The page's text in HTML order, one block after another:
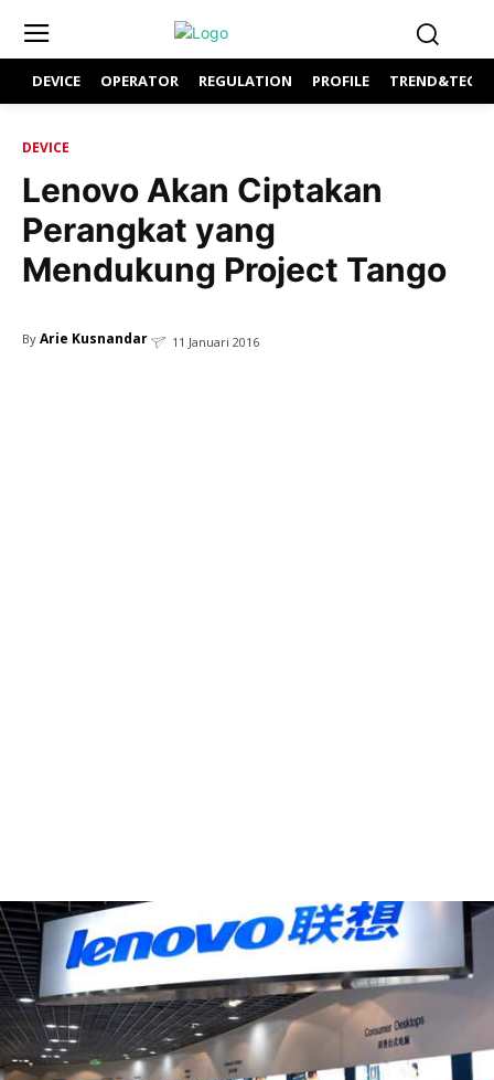
DEVICE OPERATOR REGULATION PROFILE
DEVICE
Lenovo Akan Ciptakan
Perangkat yang
Mendukung Project Tango
By Arie Kusnandar 11 Januari 2016